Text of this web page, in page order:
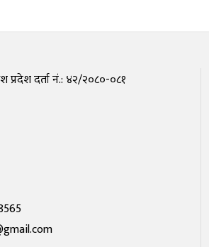
प्रदेश दर्ता नं.: ४२/२०८०-०८१